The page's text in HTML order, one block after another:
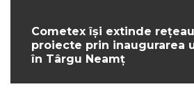
Cometex își extinde
proiecte prin inaugurarea
în Târgu Neamț